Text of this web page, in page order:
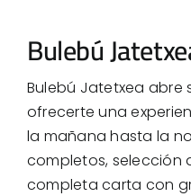
Bulebú
Bulebú Jatetxea abre
ofrecerte una
la mañana hasta la
completos, selección
completa carta con